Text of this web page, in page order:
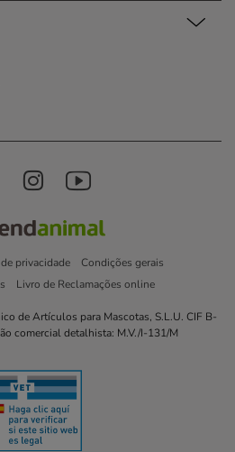
privacidade
Condições gerais
Livro de Reclamações online
de Artículos para Mascotas, S.L.U. CIF B-
comercial detalhista: M.V./I-131/M